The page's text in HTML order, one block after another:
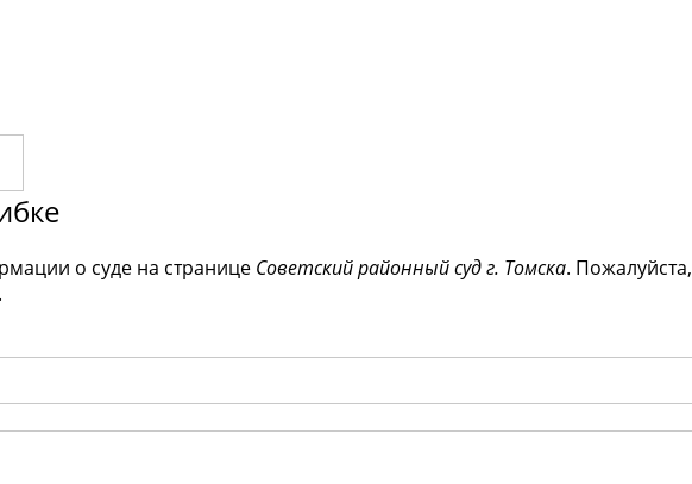
о суде на странице Советский районный суд г. Томска. Пожалуйста,